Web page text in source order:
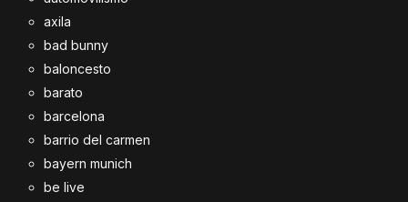
axila
bad bunny
baloncesto
barato
barcelona
barrio del carmen
bayern munich
be live